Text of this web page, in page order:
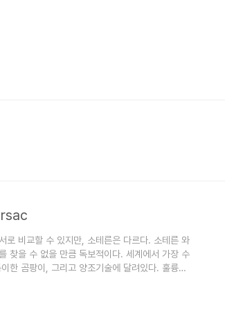
로 비교할 수 있지만, 소테른은 다르다. 소테른 와
찾을 수 없을 만큼 독보적이다. 세계에서 가장 수
한 곰팡이, 그리고 양조기술에 달려있다. 훌륭한
율로 블렌딩하는데 생산량이 극히 적다. 포도를